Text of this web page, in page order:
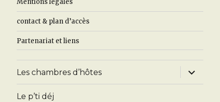
Mentions légales
contact & plan d’accès
Partenariat et liens
Les chambres d’hôtes
ouvrir
le
sous-
Le p’ti déj